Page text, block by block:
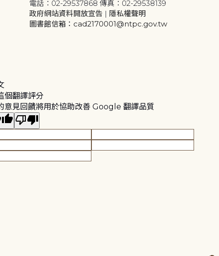
電話：02-29537868 傳真：02-29538139
政府網站資料開放宣告 | 隱私權聲明
圖書館信箱：cad2170001@ntpc.gov.tw
個翻譯評分
意見回饋將用於協助改善 Google 翻譯品質